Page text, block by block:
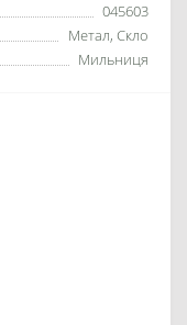
045603
Метал, Скло
Мильниця